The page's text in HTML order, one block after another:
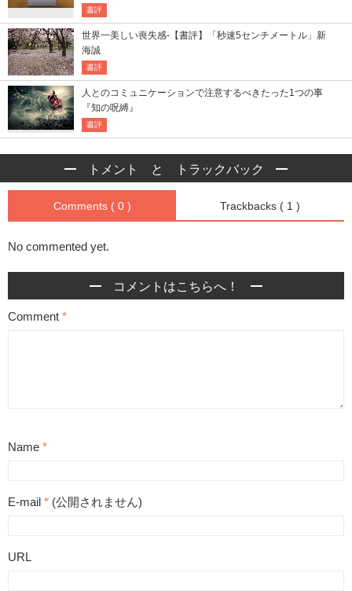
書評
世界一美しい喪失感-【書評】「秒速5センチメートル」新
海誠
書評
人とのコミュニケーションで注意するべきたった1つの事
『知の呪縛』
書評
トメント と トラックバック
Comments ( 0 ) Trackbacks ( 1 )
No commented yet.
コメントはこちらへ！
Comment *
Name *
E-mail * (公開されません)
URL